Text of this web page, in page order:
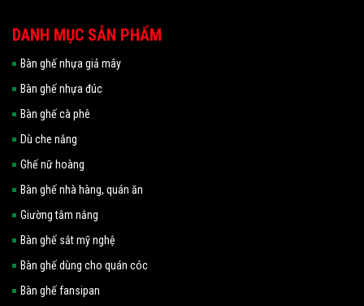
DANH MỤC SẢN PHẨM
Bàn ghế nhựa giả mây
Bàn ghế nhựa đúc
Bàn ghế cà phê
Dù che nắng
Ghế nữ hoàng
Bàn ghế nhà hàng, quán ăn
Giường tắm nắng
Bàn ghế sắt mỹ nghệ
Bàn ghế dùng cho quán cóc
Bàn ghế fansipan